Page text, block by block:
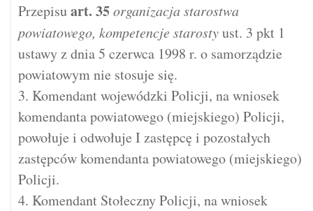
Przepisuart. 35organizacja starostwa
powiatowego, kompetencje starostyust. 3 pkt 1
ustawy z dnia 5 czerwca 1998 r. o samorządzie
powiatowym nie stosuje się.
3. Komendant wojewódzki Policji, na wniosek
komendanta powiatowego (miejskiego) Policji,
powołuje i odwołuje I zastępcę i pozostałych
zastępców komendanta powiatowego (miejskiego)
Policji.
4. Komendant Stołeczny Policji, na wniosek